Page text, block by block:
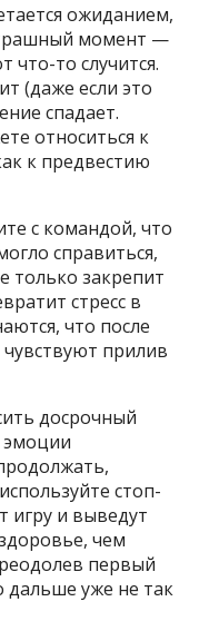
ожиданием,
момент —
что-то случится.
(даже если это
спадает.
относиться к
к предвестию
с командой, что
справиться,
только закрепит
стресс в
что после
прилив
досрочный
эмоции
стоп-
игру и выведут
чем
первый
дальше уже не так